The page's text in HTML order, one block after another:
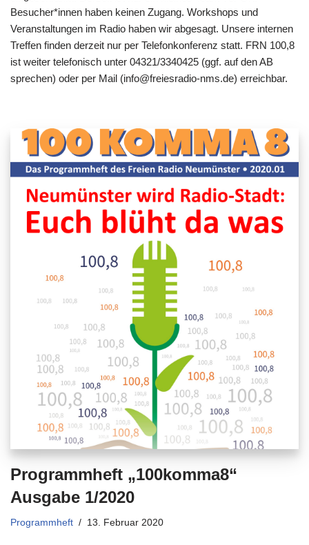
Besucher*innen haben keinen Zugang. Workshops und
Veranstaltungen im Radio haben wir abgesagt. Unsere internen
Treffen finden derzeit nur per Telefonkonferenz statt. FRN 100,8
ist weiter telefonisch unter 04321/3340425 (ggf. auf den AB
sprechen) oder per Mail (info@freiesradio-nms.de) erreichbar.
Programmheft „100komma8“
Ausgabe 1/2020
Programmheft 13. Februar 2020